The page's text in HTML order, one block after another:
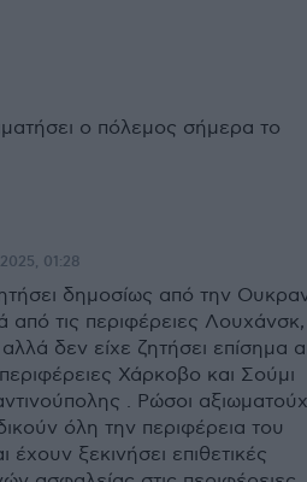
ο πόλεμος σήμερα το
01:28
δημοσίως από την
από τις περιφέρειες Λουχάνσκ,
δεν είχε ζητήσει επίσημα
Χάρκοβο και Σούμι
. Ρώσοι
όλη την περιφέρεια του
ξεκινήσει επιθετικές